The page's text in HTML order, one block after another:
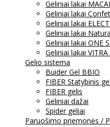
Geliniai lakai
Geliniai lakai
Geliniai lakai
Geliniai lakai
Geliniai lakai ONE
Geliniai lakai VITRA
Gelio sistema
Buider Gel BBIO
FIBER Statybinis
FIBER gelis
Geliniai dažai
Spider geliai
Paruošimo priemonės /